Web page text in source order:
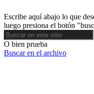
Escribe aquí abajo lo que
luego presiona el botón
Buscar
O bien prueba
Buscar en el archivo